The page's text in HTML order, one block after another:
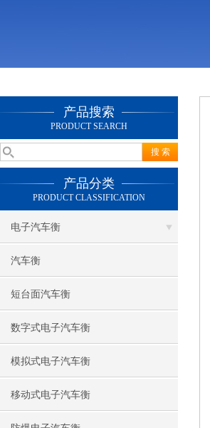
产品搜索
PRODUCT SEARCH
产品分类
PRODUCT CLASSIFICATION
电子汽车衡
汽车衡
短台面汽车衡
数字式电子汽车衡
模拟式电子汽车衡
移动式电子汽车衡